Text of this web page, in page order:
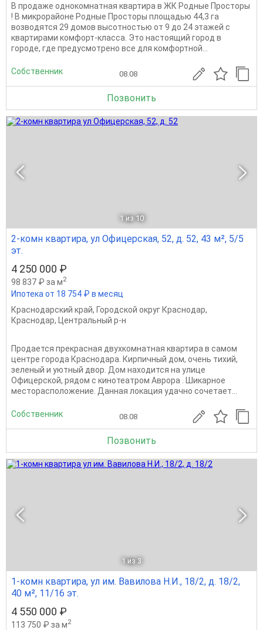
В продаже однокомнатная квартира в ЖК Родные Просторы
! В микрорайоне Родные Просторы площадью 44,3 га
возводятся 29 домов высотностью от 9 до 24 этажей с
квартирами комфорт-класса. Это настоящий город в
городе, где предусмотрено все для комфортной...
Собственник 08.08
Позвонить
1 из 10
2-комн квартира, ул Офицерская, 52, д. 52, 43 м², 5/5
эт.
4 250 000 ₽
98 837 ₽ за м2
Ипотека от 18 754 ₽ в месяц
Краснодарский край, Городской округ Краснодар,
Краснодар, Центральный р-н
Продается прекрасная двухкомнатная квартира в самом
центре города Краснодара. Кирпичный дом, очень тихий,
зеленый и уютный двор. Дом находится на улице
Офицерской, рядом с кинотеатром Аврора . Шикарное
месторасположение. Данная локация удачно сочетает...
Собственник 08.08
Позвонить
1 из 3
1-комн квартира, ул им. Вавилова Н.И., 18/2, д. 18/2,
40 м², 11/16 эт.
4 550 000 ₽
113 750 ₽ за м2